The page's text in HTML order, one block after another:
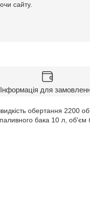
сайту.
Інформація для
обертання 2200
бака 10 л, об'єм